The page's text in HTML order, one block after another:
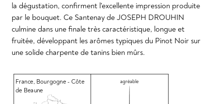
la dégustation, confirment l'excellente impression produite
par le bouquet. Ce Santenay de JOSEPH DROUHIN
culmine dans une finale très caractéristique, longue et
fruitée, développant les arômes typiques du Pinot Noir sur
une solide charpente de tanins bien mûrs.
France, Bourgogne - Côte
de Beaune
agréable